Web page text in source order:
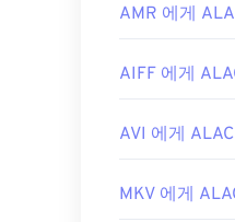
AMR 에게
AIFF 에게
AVI 에게 ALAC
MKV 에게